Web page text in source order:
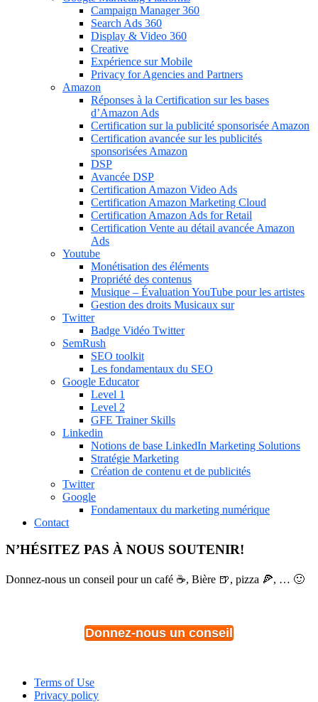
Campaign Manager 360
Search Ads 360
Display & Video 360
Creative
Expérience sur Mobile
Privacy for Agencies and Partners
Amazon
Réponses à la Certification sur les bases
d’Amazon Ads
Certification sur la publicité sponsorisée Amazon
Certification avancée sur les publicités
sponsorisées Amazon
DSP
Avancée DSP
Certification Amazon Video Ads
Certification Amazon Marketing Cloud
Certification Amazon Ads for Retail
Certification Vente au détail avancée Amazon
Ads
Youtube
Monétisation des éléments
Propriété des contenus
Musique – Évaluation YouTube pour les artistes
Gestion des droits Musicaux sur
Twitter
Badge Vidéo Twitter
SemRush
SEO toolkit
Les fondamentaux du SEO
Google Educator
Level 1
Level 2
GFE Trainer Skills
Linkedin
Notions de base LinkedIn Marketing Solutions
Stratégie Marketing
Création de contenu et de publicités
Twitter
Google
Fondamentaux du marketing numérique
Contact
N’HÉSITEZ PAS À NOUS SOUTENIR!
Donnez-nous un conseil pour un café ☕, Bière 🍺, pizza 🍕, … 🙂
Donnez-nous un conseil
Terms of Use
Privacy policy